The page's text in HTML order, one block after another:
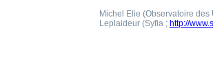
Michel Elie (Observatoire des
Leplaideur (Syfia ; http://